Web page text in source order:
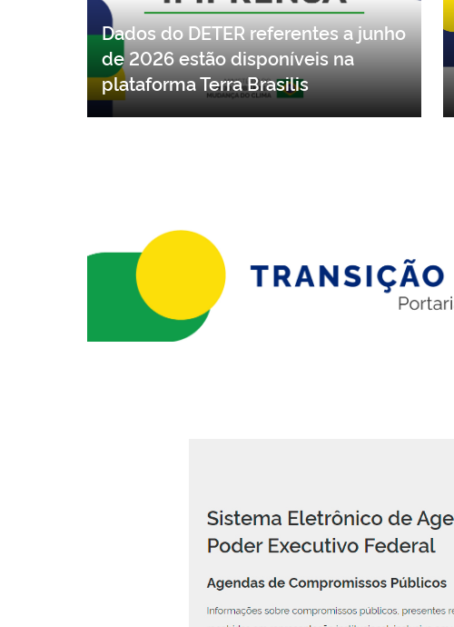
Dados do DETER referentes a junho
de 2026 estão disponíveis na